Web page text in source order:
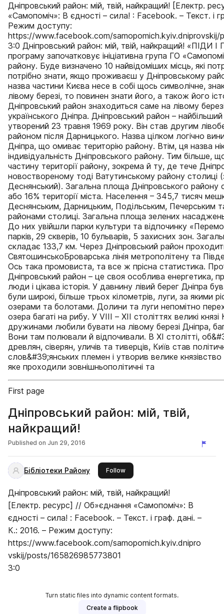
Дніпровський район: мій, твій, найкращий! [Електр.
«Самопоміч»: В єдності – сила! : Facebook. – Текст. і
Режим доступу:
https://www.facebook.com/
3:0 Дніпровський район: мій, твій, найкращий! «ПІДИ
програму започатковує ініціативна група ГО
району. Буде визначено 10 найвідоміших місць, які
потрібно знати, якщо проживаєш у Дніпровському
назва частини Києва несе в собі щось символічне,
лівому березі, то повинен знати його, а також його
Дніпровський район знаходиться саме на лівому
українського Дніпра. Дніпровський район –
утворений 23 травня 1969 року. Він став другим
районом після Дарницького. Назва цілком логічно
Дніпра, що омиває територію району. Втім, ця назва
індивідуальність Дніпровського району. Тим більше,
частину території району, зокрема й ту, де тече
новоствореному тоді Ватутинському району столиці
Деснянський). Загальна площа Дніпровського району
або 16% території міста. Населення – 345,7 тисяч
Деснянським, Дарницьким, Подільським, Печерським
районами столиці. Загальна площа зелених
До них увійшли парки культури та відпочинку
парків, 29 скверів, 10 бульварів, 5 захисних зон.
складає 133,7 км. Через Дніпровський район
СвятошинськоБроварська лінія метрополітену та
Ось така промовиста, та все ж прісна статистика.
Дніпровський район – це своя особлива енергетика,
люди і цікава історія. У давнину лівий берег Дніпра
були широкі, більше трьох кілометрів, луги, за якими
озерами та болотами. Долини та луги непомітно
озера багаті на рибу. У VІІІ – ХІІ століттях великі князі
дружинами любили бувати на лівому березі Дніпра,
Вони там полювали й відпочивали. В XI столітті,
древлян, сіверян, уличів та тиверців, Київ став
слов&#39;янських племен і утворив велике
яке проходили зовнішньополітичні та
First page
Дніпровський район: мій, твій,
найкращий!
Published on Jun 29, 2016
Бібліотеки Району Followthis publisher
Дніпровський район: мій, твій, найкращий!
[Електр. ресурс] // Об»єднання «Самопоміч»: В
єдності – сила! : Facebook. – Текст. і граф. дані. –
К.: 2016. – Режим доступу:
https://www.facebook.com/samopomich.kyiv.dnipro
vskij/posts/165826985773801
3:0
Turn static files into dynamic content formats.
Create a flipbook